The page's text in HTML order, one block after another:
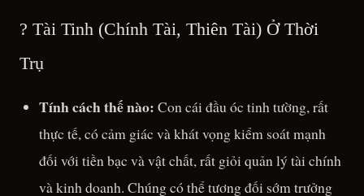
? Tài Tinh (Chính Tài, Thiên Tài) Ở Thời
Trụ
Tính cách thế nào: Con cái đầu óc tinh tường, rất
thực tế, có cảm giác và khát vọng kiểm soát mạnh
đối với tiền bạc và vật chất, rất giỏi quản lý tài chính
và kinh doanh. Chúng có thể tương đối sớm trưởng